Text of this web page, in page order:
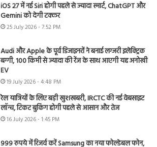
iOS 27 में नई Siri होगी पहले से ज्यादा स्मार्ट, ChatGPT और
Gemini को देगी टक्कर
25 July 2026 - 7:52 PM
Audi और Apple के पूर्व डिजाइनरों ने बनाई लग्जरी इलेक्ट्रिक
बग्गी, 100 किमी से ज्यादा की रेंज के साथ आएगी यह अनोखी
EV
19 July 2026 - 4:48 PM
रेल यात्रियों के लिए बड़ी खुशखबरी, IRCTC की नई वेबसाइट
लॉन्च, टिकट बुकिंग होगी पहले से आसान और तेज
16 July 2026 - 1:45 PM
999 रुपये में रिजर्व करें Samsung का नया फोल्डेबल फोन,